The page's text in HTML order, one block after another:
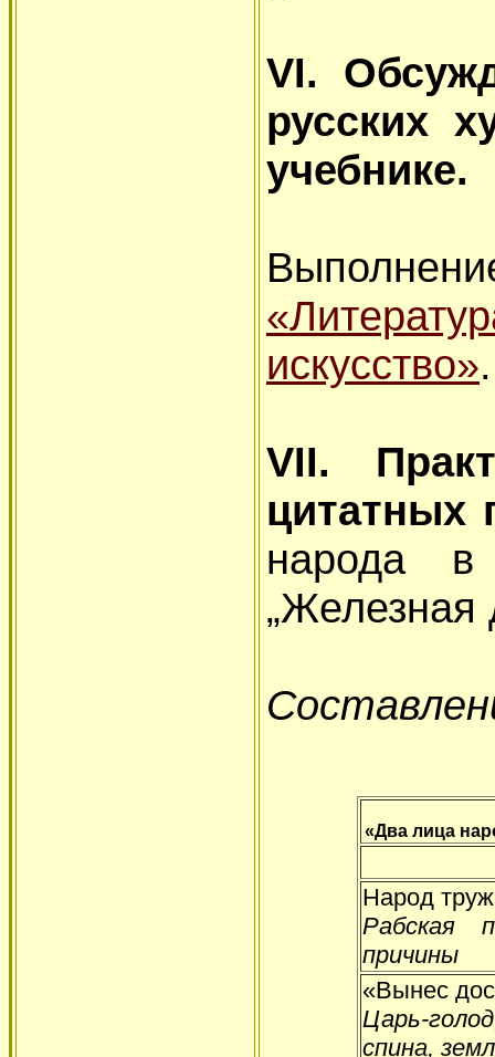
VI.
русских
учебнике.
искусство».
VII.
цитатных
народа в
„Железная
«Два лица
Народ
Рабская
причины
«Вынес
Царь-
спина,